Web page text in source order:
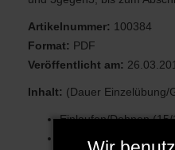
Artikelnummer: 100384
Format: PDF
Veröffentlicht am:
Inhalt: (Dauer Einzelübung/
Einlaufen/Dehnen
Kleines Spiel (10/25)